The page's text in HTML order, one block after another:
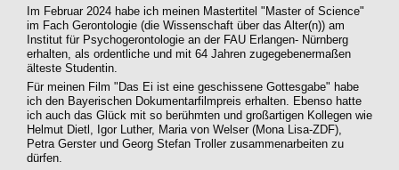
Im Februar 2024 habe ich meinen Mastertitel "Master of Science"
im Fach Gerontologie (die Wissenschaft über das Alter(n)) am
Institut für Psychogerontologie an der FAU Erlangen- Nürnberg
erhalten, als ordentliche und mit 64 Jahren zugegebenermaßen
älteste Studentin.
Für meinen Film "Das Ei ist eine geschissene Gottesgabe" habe
ich den Bayerischen Dokumentarfilmpreis erhalten. Ebenso hatte
ich auch das Glück mit so berühmten und großartigen Kollegen wie
Helmut Dietl, Igor Luther, Maria von Welser (Mona Lisa-ZDF),
Petra Gerster und Georg Stefan Troller zusammenarbeiten zu
dürfen.